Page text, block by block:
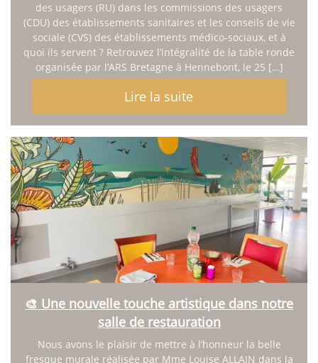
des usagers (RU) dans les commissions des usagers
(CDU) des établissements sanitaires et les conseils de vie
sociale (CVS) des établissements médico-sociaux, et à
quoi ils servent ? Retrouvez l’intégralité de la table ronde
organisée par l’ARS Bretagne à Hennebont, le 25 […]
Lire la suite
🎨 Une nouvelle touche artistique dans notre
salle de restauration
Nous avons le plaisir de mettre à l’honneur la belle
fresque murale réalisée par Mme Louise ALLAIN dans la